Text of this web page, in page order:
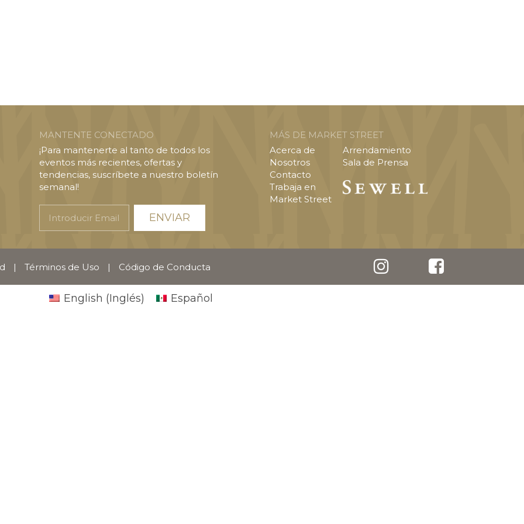
MANTENTE CONECTADO
¡Para mantenerte al tanto de todos los
eventos más recientes, ofertas y
tendencias, suscríbete a nuestro boletín
semanal!
Email
MÁS DE MARKET STREET
Acerca de
Nosotros
Contacto
Trabaja en
Market Street
Arrendamiento
Sala de Prensa
| Términos de Uso | Código de Conducta
English (Inglés) Español